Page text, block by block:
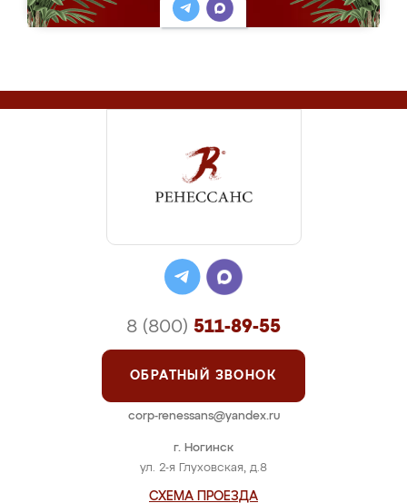
г. Ногинск
ул. 2-я Глуховская, д.8
СХЕМА ПРОЕЗДА
8 (800) 511-89-55
ОБРАТНЫЙ ЗВОНОК
corp-renessans@yandex.ru